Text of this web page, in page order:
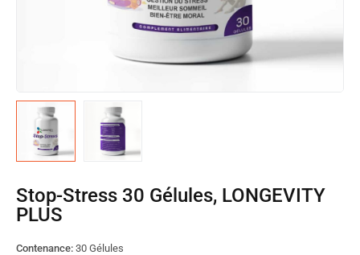
Stop-Stress 30 Gélules, LONGEVITY
PLUS
Contenance: 30 Gélules